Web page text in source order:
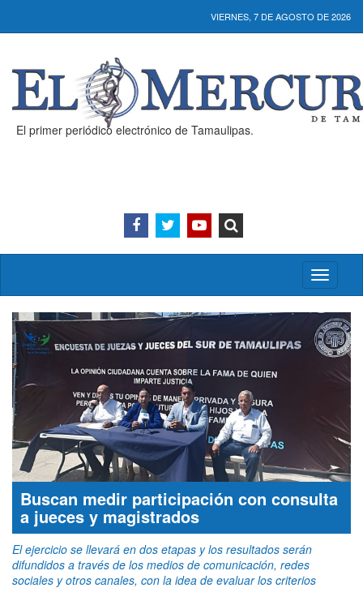
VIERNES, 7 DE AGOSTO DE 2026
El primer periódico electrónico de Tamaulipas.
Activar/
menú
Buscan medir participación con consulta
a jueces y magistrados
El ejercicio se llevará en dos etapas y los resultados serán
difundidos a través de los medios de comunicación, redes
sociales y otros canales, con la idea de evaluar los criterios